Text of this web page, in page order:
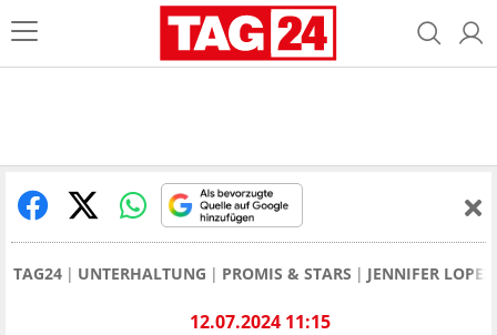
TAG24 UNTERHALTUNG PROMIS & STARS JENNIFER LOPEZ
12.07.2024 11:15